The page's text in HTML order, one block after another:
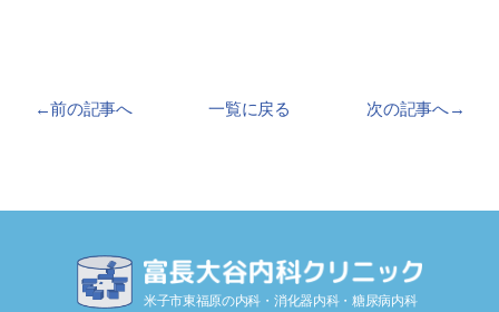
←前の記事へ 次の記事へ→
一覧に戻る
米子市東福原の内科・消化器内科・糖尿病内科